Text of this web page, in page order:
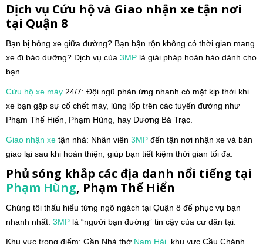
Dịch vụ Cứu hộ và Giao nhận xe tận nơi
tại Quận 8
Bạn bị hỏng xe giữa đường? Bạn bận rộn không có thời gian mang
xe đi bảo dưỡng? Dịch vụ của 3MP là giải pháp hoàn hảo dành cho
bạn.
Cứu hộ xe máy 24/7: Đội ngũ phản ứng nhanh có mặt kịp thời khi
xe bạn gặp sự cố chết máy, lủng lốp trên các tuyến đường như
Phạm Thế Hiển, Phạm Hùng, hay Dương Bá Trạc.
Giao nhận xe tận nhà: Nhân viên 3MP đến tận nơi nhận xe và bàn
giao lại sau khi hoàn thiện, giúp bạn tiết kiệm thời gian tối đa.
Phủ sóng khắp các địa danh nổi tiếng tại
Phạm Hùng, Phạm Thế Hiển
Chúng tôi thấu hiểu từng ngõ ngách tại Quận 8 để phục vụ bạn
nhanh nhất. 3MP là “người bạn đường” tin cậy của cư dân tại:
Khu vực trọng điểm: Gần Nhà thờ Nam Hải , khu vực Cầu Chánh